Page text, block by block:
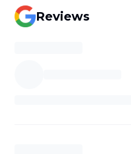
Reviews